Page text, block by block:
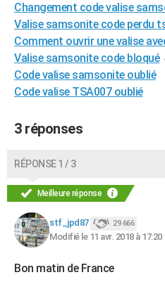
Dictionnaire
Biographies
Citations
Expressions
Proverbes
PROGRAMME TV
COPAINS D'AVANT
S'inscrire
Se connecter
Lycées
Collèges
Primaires
Universités
Entreprises
Service militaire
Avis de recherche
AVIS DE DÉCÈS
Bricolage
Lifestyle
Culture
Sport
Auto
Television
Voyage
Cinema
Changement code valise
Valise samsonite code perdu
Comment ouvrir une valise
Valise samsonite code bloqué
Code valise samsonite oublié
Code valise TSA007 oublié
3 réponses
RÉPONSE 1 / 3
Meilleure réponse
stf_jpd87 29 666
Modifié le 11 avr. 2018 à 17:20
Bon matin de France